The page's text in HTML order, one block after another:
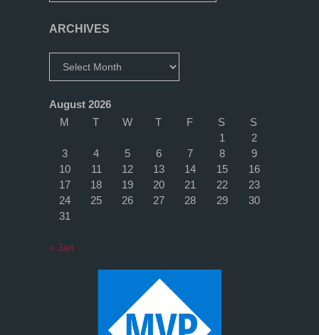
ARCHIVES
August 2026
M
T W T F S
S
1
2
3
4 5 6 7 8
9
10
11 12 13 14 15
16
17
18 19 20 21 22
23
24
25 26 27 28 29
30
31
« Jan